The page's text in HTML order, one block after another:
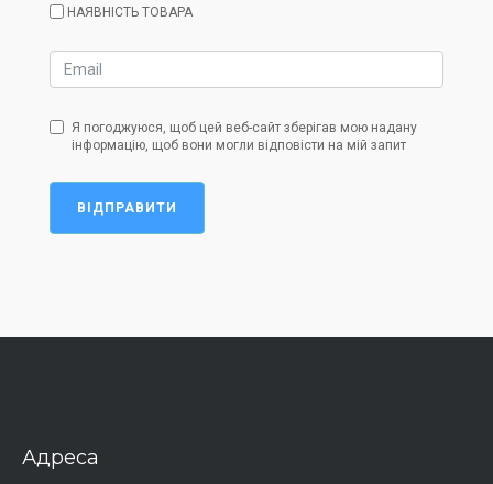
НАЯВНІСТЬ ТОВАРА
Я погоджуюся, щоб цей веб-сайт зберігав мою надану
інформацію, щоб вони могли відповісти на мій запит
ВІДПРАВИТИ
Адреса